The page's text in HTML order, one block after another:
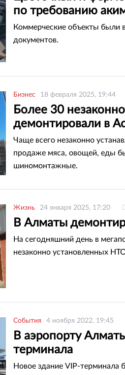
по требованию
Коммерческие объекты были
документов.
Бизнес 18 февраля 2025, 19:44
Более 30
демонтировали в
Чаще всего незаконно
продаже мяса, овощей, еды
шиномонтажные.
Жизнь 24 января 2025, 17:20
В Алматы
На сегодняшний день в
незаконно установленных
События 4 ноября 2022, 19:45
В аэропорту
терминала
Новое здание VIP-терминала